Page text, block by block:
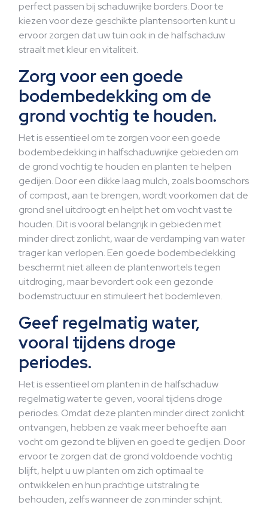
perfect passen bij schaduwrijke borders. Door te
kiezen voor deze geschikte plantensoorten kunt u
ervoor zorgen dat uw tuin ook in de halfschaduw
straalt met kleur en vitaliteit.
Zorg voor een goede
bodembedekking om de
grond vochtig te houden.
Het is essentieel om te zorgen voor een goede
bodembedekking in halfschaduwrijke gebieden om
de grond vochtig te houden en planten te helpen
gedijen. Door een dikke laag mulch, zoals boomschors
of compost, aan te brengen, wordt voorkomen dat de
grond snel uitdroogt en helpt het om vocht vast te
houden. Dit is vooral belangrijk in gebieden met
minder direct zonlicht, waar de verdamping van water
trager kan verlopen. Een goede bodembedekking
beschermt niet alleen de plantenwortels tegen
uitdroging, maar bevordert ook een gezonde
bodemstructuur en stimuleert het bodemleven.
Geef regelmatig water,
vooral tijdens droge
periodes.
Het is essentieel om planten in de halfschaduw
regelmatig water te geven, vooral tijdens droge
periodes. Omdat deze planten minder direct zonlicht
ontvangen, hebben ze vaak meer behoefte aan
vocht om gezond te blijven en goed te gedijen. Door
ervoor te zorgen dat de grond voldoende vochtig
blijft, helpt u uw planten om zich optimaal te
ontwikkelen en hun prachtige uitstraling te
behouden, zelfs wanneer de zon minder schijnt.